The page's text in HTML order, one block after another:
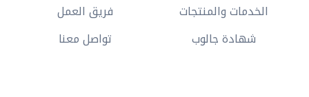
الخدمات والمنتجات
فريق العمل
شهادة جالوب
تواصل معنا